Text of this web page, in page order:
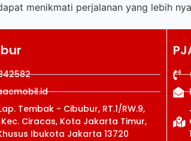
menikmati perjalanan yang lebih
Tembak - Cibubur, RT.1/RW.9,
Ciracas, Kota Jakarta Timur,
Ibukota Jakarta 13720